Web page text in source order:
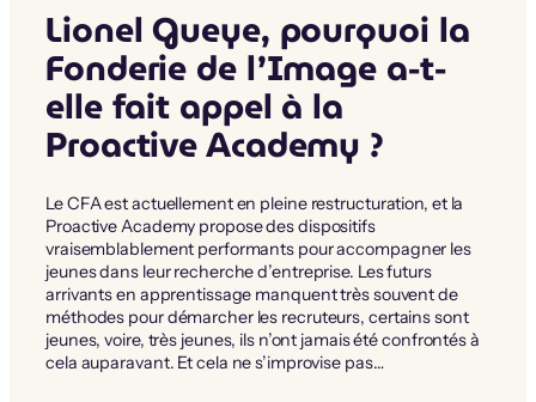
Lionel Gueye, pourquoi la
Fonderie de l’Image a-t-
elle fait appel à la
Proactive Academy ?
Le CFA est actuellement en pleine restructuration, et la
Proactive Academy propose des dispositifs
vraisemblablement performants pour accompagner les
jeunes dans leur recherche d’entreprise. Les futurs
arrivants en apprentissage manquent très souvent de
méthodes pour démarcher les recruteurs, certains sont
jeunes, voire, très jeunes, ils n’ont jamais été confrontés à
cela auparavant. Et cela ne s’improvise pas…